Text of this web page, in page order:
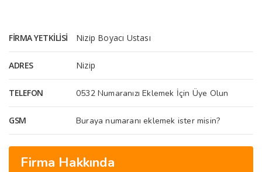
FIRMA YETKILISI Nizip Boyacı Ustası
ADRES Nizip
TELEFON 0532 Numaranızı Eklemek İçin Üye Olun
GSM Buraya numaranı eklemek ister misin?
Firma Hakkında